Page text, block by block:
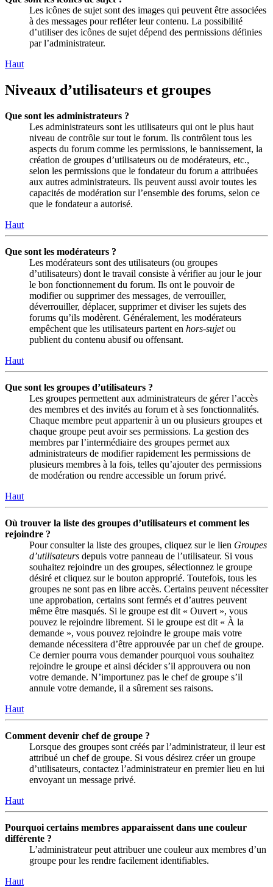
Les icônes de sujet sont des images qui peuvent être associées
à des messages pour refléter leur contenu. La possibilité
d’utiliser des icônes de sujet dépend des permissions définies
par l’administrateur.
Haut
Niveaux d’utilisateurs et groupes
Que sont les administrateurs ?
Les administrateurs sont les utilisateurs qui ont le plus haut
niveau de contrôle sur tout le forum. Ils contrôlent tous les
aspects du forum comme les permissions, le bannissement, la
création de groupes d’utilisateurs ou de modérateurs, etc.,
selon les permissions que le fondateur du forum a attribuées
aux autres administrateurs. Ils peuvent aussi avoir toutes les
capacités de modération sur l’ensemble des forums, selon ce
que le fondateur a autorisé.
Haut
Que sont les modérateurs ?
Les modérateurs sont des utilisateurs (ou groupes
d’utilisateurs) dont le travail consiste à vérifier au jour le jour
le bon fonctionnement du forum. Ils ont le pouvoir de
modifier ou supprimer des messages, de verrouiller,
déverrouiller, déplacer, supprimer et diviser les sujets des
forums qu’ils modèrent. Généralement, les modérateurs
empêchent que les utilisateurs partent en hors-sujetou
publient du contenu abusif ou offensant.
Haut
Que sont les groupes d’utilisateurs ?
Les groupes permettent aux administrateurs de gérer l’accès
des membres et des invités au forum et à ses fonctionnalités.
Chaque membre peut appartenir à un ou plusieurs groupes et
chaque groupe peut avoir ses permissions. La gestion des
membres par l’intermédiaire des groupes permet aux
administrateurs de modifier rapidement les permissions de
plusieurs membres à la fois, telles qu’ajouter des permissions
de modération ou rendre accessible un forum privé.
Haut
Où trouver la liste des groupes d’utilisateurs et comment les
rejoindre ?
Pour consulter la liste des groupes, cliquez sur le lien Groupes
d’utilisateurs depuis votre panneau de l’utilisateur. Si vous
souhaitez rejoindre un des groupes, sélectionnez le groupe
désiré et cliquez sur le bouton approprié. Toutefois, tous les
groupes ne sont pas en libre accès. Certains peuvent nécessiter
une approbation, certains sont fermés et d’autres peuvent
même être masqués. Si le groupe est dit « Ouvert », vous
pouvez le rejoindre librement. Si le groupe est dit « À la
demande », vous pouvez rejoindre le groupe mais votre
demande nécessitera d’être approuvée par un chef de groupe.
Ce dernier pourra vous demander pourquoi vous souhaitez
rejoindre le groupe et ainsi décider s’il approuvera ou non
votre demande. N’importunez pas le chef de groupe s’il
annule votre demande, il a sûrement ses raisons.
Haut
Comment devenir chef de groupe ?
Lorsque des groupes sont créés par l’administrateur, il leur est
attribué un chef de groupe. Si vous désirez créer un groupe
d’utilisateurs, contactez l’administrateur en premier lieu en lui
envoyant un message privé.
Haut
Pourquoi certains membres apparaissent dans une couleur
différente ?
L’administrateur peut attribuer une couleur aux membres d’un
groupe pour les rendre facilement identifiables.
Haut